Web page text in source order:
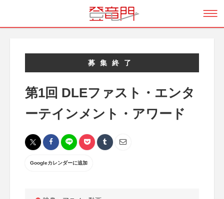
募集終了
第1回 DLEファスト・エンタ
ーテインメント・アワード
Googleカレンダーに追加